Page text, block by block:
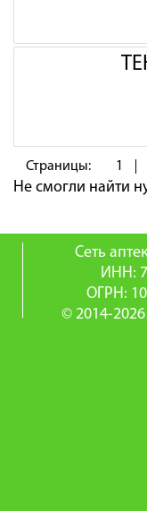
Страницы: 1
Не смогли найти
Сеть
ИНН:
ОГРН:
© 2014-